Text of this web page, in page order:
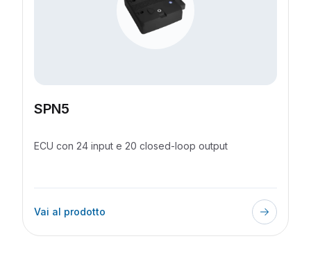
SPN5
ECU con 24 input e 20 closed-loop output
Vai al prodotto